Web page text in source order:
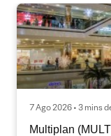
7 Ago 2026 • 3 mins
Multiplan